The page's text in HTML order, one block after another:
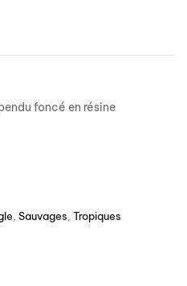
foncé en résine
Sauvages Tropiques